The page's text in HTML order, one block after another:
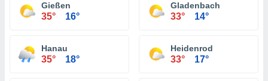
Gießen
35° 16°
Gladenbach
33° 14°
Hanau
35° 18°
Heidenrod
33° 17°